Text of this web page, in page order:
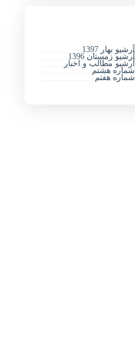
آرشیو بهار 1397
آرشیو زمستان 1396
آرشیو مطالب و اخبار
شماره هشتم
شماره هفتم